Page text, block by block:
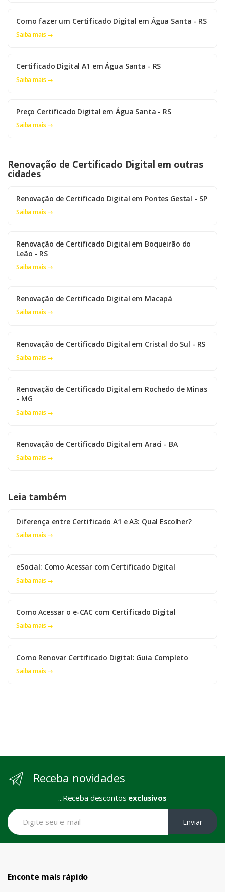
Como fazer um Certificado Digital em Água Santa - RS
Saiba mais →
Certificado Digital A1 em Água Santa - RS
Saiba mais →
Preço Certificado Digital em Água Santa - RS
Saiba mais →
Renovação de Certificado Digital em outras
cidades
Renovação de Certificado Digital em Pontes Gestal - SP
Saiba mais →
Renovação de Certificado Digital em Boqueirão do
Leão - RS
Saiba mais →
Renovação de Certificado Digital em Macapá
Saiba mais →
Renovação de Certificado Digital em Cristal do Sul - RS
Saiba mais →
Renovação de Certificado Digital em Rochedo de Minas
- MG
Saiba mais →
Renovação de Certificado Digital em Araci - BA
Saiba mais →
Leia também
Diferença entre Certificado A1 e A3: Qual Escolher?
Saiba mais →
eSocial: Como Acessar com Certificado Digital
Saiba mais →
Como Acessar o e-CAC com Certificado Digital
Saiba mais →
Como Renovar Certificado Digital: Guia Completo
Saiba mais →
Receba novidades
...Receba descontos exclusivos
Enviar
Enconte mais rápido